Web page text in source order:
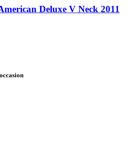
Deluxe V Neck 2011